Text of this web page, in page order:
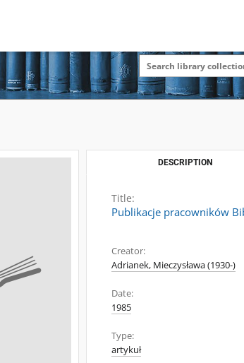
DESCRIPTION
Title:
Publikacje pracowników
Creator:
Adrianek, Mieczysława (1930-)
Date:
1985
Type:
artykuł